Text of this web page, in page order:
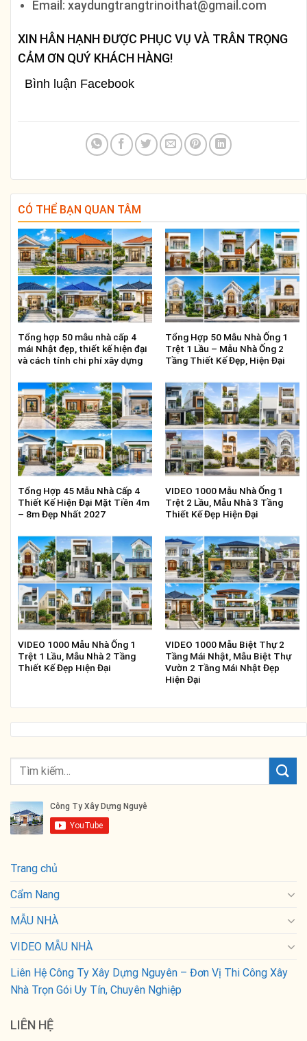
Email: xaydungtrangtrinoithat@gmail.com
XIN HÂN HẠNH ĐƯỢC PHỤC VỤ VÀ TRÂN TRỌNG
CẢM ƠN QUÝ KHÁCH HÀNG!
Bình luận Facebook
CÓ THỂ BẠN QUAN TÂM
Tổng hợp 50 mẫu nhà cấp 4
mái Nhật đẹp, thiết kế hiện đại
và cách tính chi phí xây dựng
Tổng Hợp 50 Mẫu Nhà Ống 1
Trệt 1 Lầu – Mẫu Nhà Ống 2
Tầng Thiết Kế Đẹp, Hiện Đại
Tổng Hợp 45 Mẫu Nhà Cấp 4
Thiết Kế Hiện Đại Mặt Tiền 4m
– 8m Đẹp Nhất 2027
VIDEO 1000 Mẫu Nhà Ống 1
Trệt 2 Lầu, Mẫu Nhà 3 Tầng
Thiết Kế Đẹp Hiện Đại
VIDEO 1000 Mẫu Nhà Ống 1
Trệt 1 Lầu, Mẫu Nhà 2 Tầng
Thiết Kế Đẹp Hiện Đại
VIDEO 1000 Mẫu Biệt Thự 2
Tầng Mái Nhật, Mẫu Biệt Thự
Vườn 2 Tầng Mái Nhật Đẹp
Hiện Đại
Trang chủ
Cẩm Nang
MẪU NHÀ
VIDEO MẪU NHÀ
Liên Hệ Công Ty Xây Dựng Nguyên – Đơn Vị Thi Công Xây
Nhà Trọn Gói Uy Tín, Chuyên Nghiệp
LIÊN HỆ